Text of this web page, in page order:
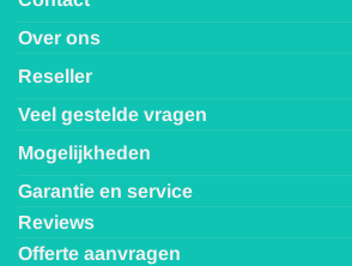
Over ons
Reseller
Veel gestelde vragen
Mogelijkheden
Garantie en service
Reviews
Offerte aanvragen